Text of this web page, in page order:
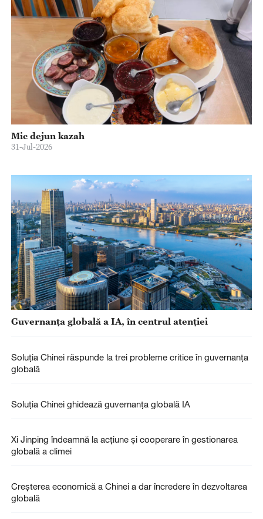
Mic dejun kazah
31-Jul-2026
Guvernanța globală a IA, în centrul atenției
Soluția Chinei răspunde la trei probleme critice în guvernanța
globală
Soluția Chinei ghidează guvernanța globală IA
Xi Jinping îndeamnă la acțiune și cooperare în gestionarea
globală a climei
Creșterea economică a Chinei a dar încredere în dezvoltarea
globală